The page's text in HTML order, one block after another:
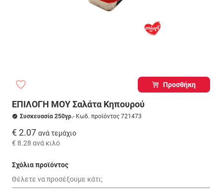
Προσθήκη
ΕΠΙΛΟΓΗ ΜΟΥ Σαλάτα Κηπουρού
Συσκευασία 250γρ.- Κωδ. προϊόντος 721473
€ 2.07 ανά τεμάχιο
€ 8.28 ανά κιλό
Σχόλια προϊόντος